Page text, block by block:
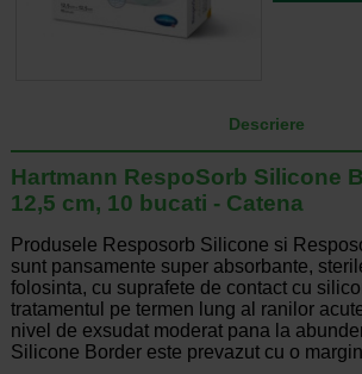
Descriere
Hartmann RespoSorb Silicone
12,5 cm, 10 bucati - Catena
Produsele Resposorb Silicone si
sunt pansamente super absorbante,
folosinta, cu suprafete de contact cu
tratamentul pe termen lung al ranilor
nivel de exsudat moderat pana la
Silicone Border este prevazut cu o